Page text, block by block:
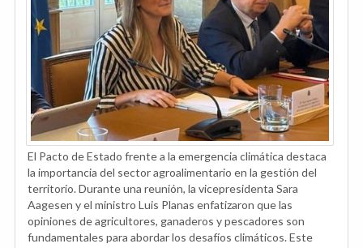
El Pacto de Estado frente a la emergencia climática destaca
la importancia del sector agroalimentario en la gestión del
territorio. Durante una reunión, la vicepresidenta Sara
Aagesen y el ministro Luis Planas enfatizaron que las
opiniones de agricultores, ganaderos y pescadores son
fundamentales para abordar los desafíos climáticos. Este